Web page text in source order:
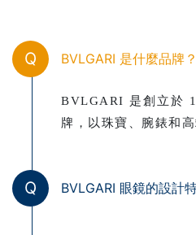
Q BVLGARI 是什麼品牌？
BVLGARI 是創立於
牌，以珠寶、腕錶和高
Q BVLGARI 眼鏡的設計